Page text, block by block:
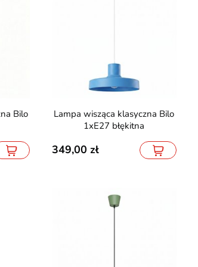
Lampa magnetyczna Point Osram
5Y 18W 33cm 4000K
116,90 141,70 19,90
Lampa wisząca klasyczna Bilo
1xE27 błękitna
349,00